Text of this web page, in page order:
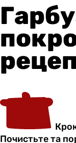
Почистьте та